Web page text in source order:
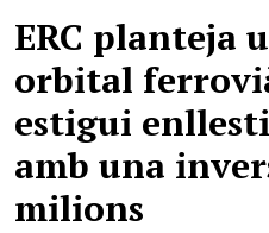
ERC planteja
orbital
estigui
amb una
milions